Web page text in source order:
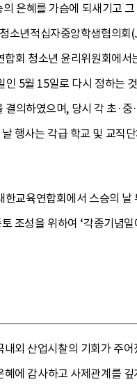
은혜를 가슴에 되새기고
소년적십자중앙학생협의회
회 청소년 윤리위원회에서
5월 15일로 다시 정하는
의하였으며, 당시 각 초·중
행사는 각급 학교 및 교직
교육연합회에서 스승의 날
조성을 위하여 ‘각종기념일
외 산업시찰의 기회가 주어
에 감사하고 사제관계를